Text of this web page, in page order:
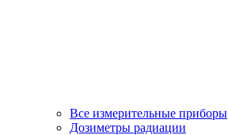
Все измерительные приборы
Дозиметры радиации